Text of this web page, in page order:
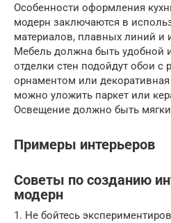
Особенности оформления
модерн заключаются в
материалов, плавных линий и
Мебель должна быть удобной
отделки стен подойдут обои с
орнаментом или
можно уложить паркет или
Освещение должно быть
Примеры интерьеров
Советы по созданию
модерн
1. Не бойтесь